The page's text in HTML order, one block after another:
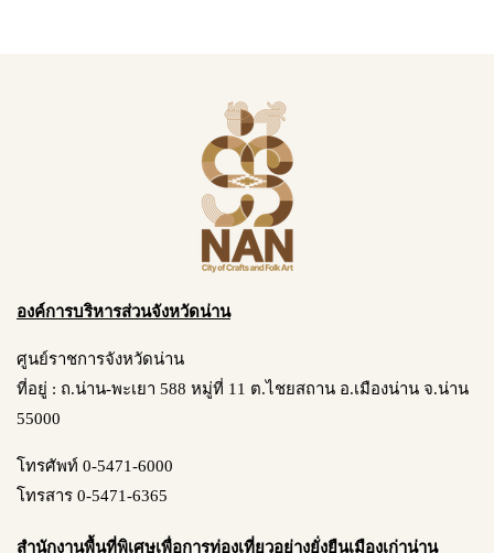
องค์การบริหารส่วนจังหวัดน่าน
ศูนย์ราชการจังหวัดน่าน
ที่อยู่ : ถ.น่าน-พะเยา 588 หมู่ที่ 11 ต.ไชยสถาน อ.เมืองน่าน จ.น่าน
55000
โทรศัพท์ 0-5471-6000
โทรสาร 0-5471-6365
สำนักงานพื้นที่พิเศษเพื่อการท่องเที่ยวอย่างยั่งยืนเมืองเก่าน่าน